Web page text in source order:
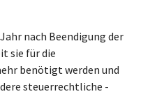
nach Beendigung der
sie für die
benötigt werden und
steuerrechtliche -